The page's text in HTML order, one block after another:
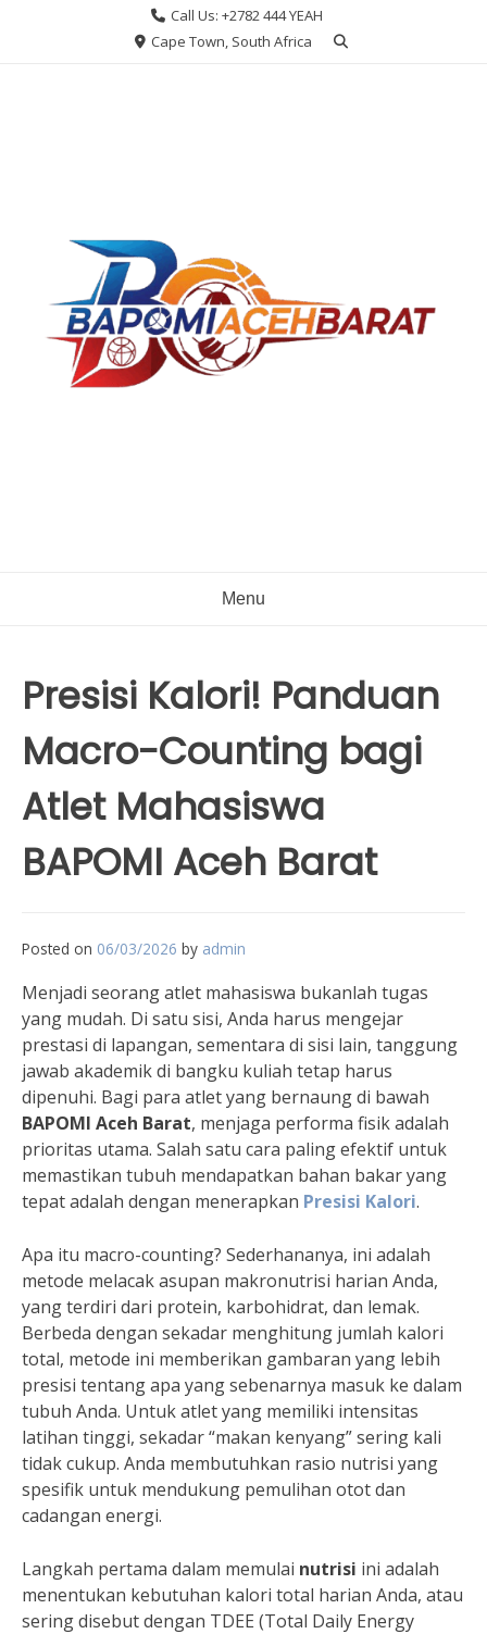
Call Us: +2782 444 YEAH
Cape Town, South Africa
Menu
Presisi Kalori! Panduan
Macro-Counting bagi
Atlet Mahasiswa
BAPOMI Aceh Barat
Posted on 06/03/2026 by admin
Menjadi seorang atlet mahasiswa bukanlah tugas
yang mudah. Di satu sisi, Anda harus mengejar
prestasi di lapangan, sementara di sisi lain, tanggung
jawab akademik di bangku kuliah tetap harus
dipenuhi. Bagi para atlet yang bernaung di bawah
BAPOMI Aceh Barat, menjaga performa fisik adalah
prioritas utama. Salah satu cara paling efektif untuk
memastikan tubuh mendapatkan bahan bakar yang
tepat adalah dengan menerapkan Presisi Kalori.
Apa itu macro-counting? Sederhananya, ini adalah
metode melacak asupan makronutrisi harian Anda,
yang terdiri dari protein, karbohidrat, dan lemak.
Berbeda dengan sekadar menghitung jumlah kalori
total, metode ini memberikan gambaran yang lebih
presisi tentang apa yang sebenarnya masuk ke dalam
tubuh Anda. Untuk atlet yang memiliki intensitas
latihan tinggi, sekadar “makan kenyang” sering kali
tidak cukup. Anda membutuhkan rasio nutrisi yang
spesifik untuk mendukung pemulihan otot dan
cadangan energi.
Langkah pertama dalam memulai nutrisi ini adalah
menentukan kebutuhan kalori total harian Anda, atau
sering disebut dengan TDEE (Total Daily Energy